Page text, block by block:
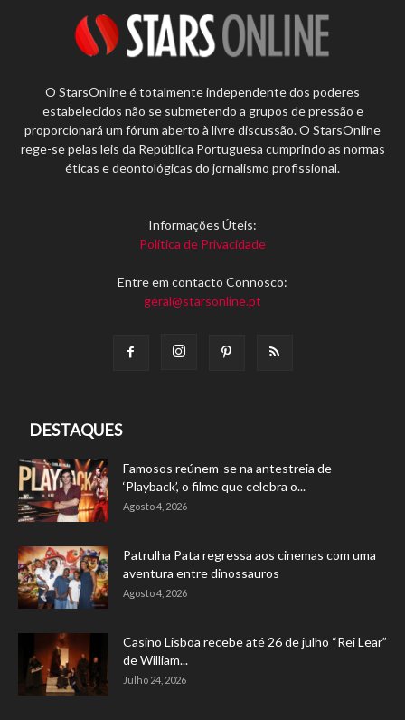
O StarsOnline é totalmente independente dos poderes
estabelecidos não se submetendo a grupos de pressão e
proporcionará um fórum aberto à livre discussão. O StarsOnline
rege-se pelas leis da República Portuguesa cumprindo as normas
éticas e deontológicas do jornalismo profissional.
Informações Úteis:
Política de Privacidade
Entre em contacto Connosco:
geral@starsonline.pt
DESTAQUES
Famosos reúnem-se na antestreia de
‘Playback’, o filme que celebra o...
Agosto 4, 2026
Patrulha Pata regressa aos cinemas com uma
aventura entre dinossauros
Agosto 4, 2026
Casino Lisboa recebe até 26 de julho “Rei Lear”
de William...
Julho 24, 2026